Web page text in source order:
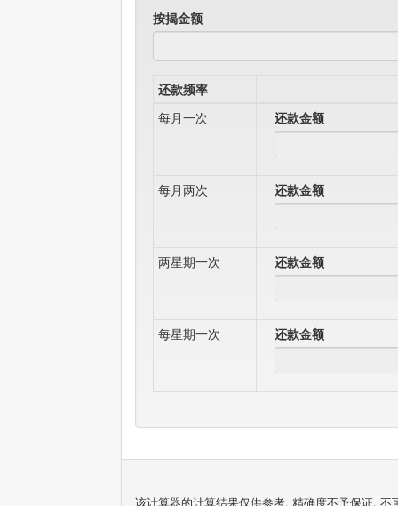
按揭金额
还款频率
每月一次
还款金额
每月两次 还款金额
两星期一次 还款金额
每星期一次 还款金额
该计算器的计算结果仅供参考, 精确度不予保证.